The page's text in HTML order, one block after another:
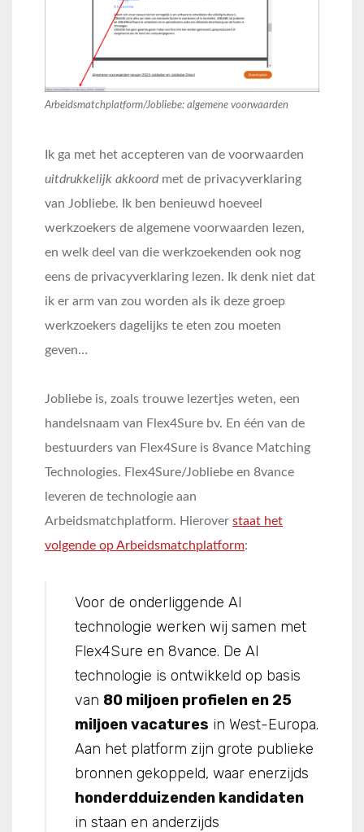
Arbeidsmatchplatform/Jobliebe: algemene voorwaarden
Ik ga met het accepteren van de voorwaarden
uitdrukkelijk akkoordmet de privacyverklaring
van Jobliebe. Ik ben benieuwd hoeveel
werkzoekers de algemene voorwaarden lezen,
en welk deel van die werkzoekenden ook nog
eens de privacyverklaring lezen. Ik denk niet dat
ik er arm van zou worden als ik deze groep
werkzoekers dagelijks te eten zou moeten
geven…
Jobliebe is, zoals trouwe lezertjes weten, een
handelsnaam van Flex4Sure bv. En één van de
bestuurders van Flex4Sure is 8vance Matching
Technologies. Flex4Sure/Jobliebe en 8vance
leveren de technologie aan
Arbeidsmatchplatform. Hierover staat het
volgende op Arbeidsmatchplatform:
Voor de onderliggende AI
technologie werken wij samen met
Flex4Sure en 8vance. De AI
technologie is ontwikkeld op basis
van 80 miljoen profielen en 25
miljoen vacatures in West-Europa.
Aan het platform zijn grote publieke
bronnen gekoppeld, waar enerzijds
honderdduizenden kandidaten
in staan en anderzijds